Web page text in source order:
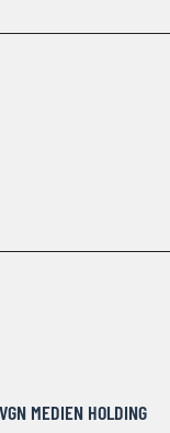
VGN MEDIEN HOLDING